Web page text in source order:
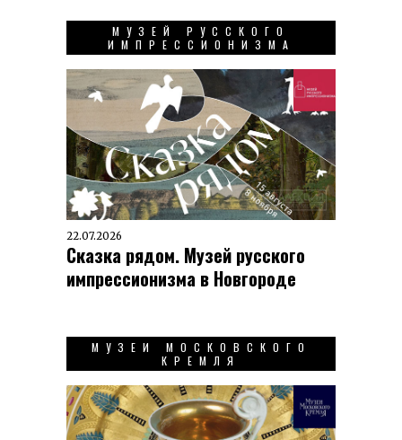
МУЗЕЙ РУССКОГО
ИМПРЕССИОНИЗМА
22.07.2026
Сказка рядом. Музей русского
импрессионизма в Новгороде
МУЗЕИ МОСКОВСКОГО
КРЕМЛЯ